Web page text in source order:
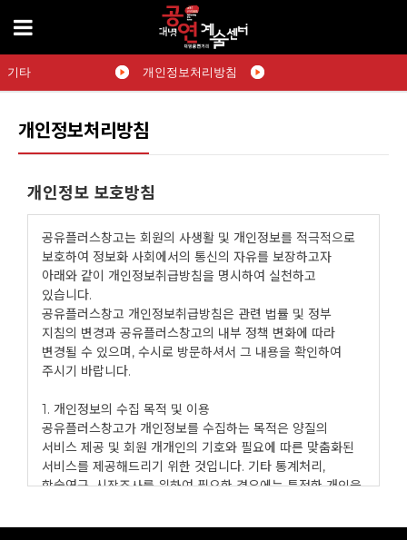
기타 개인정보처리방침
개인정보처리방침
개인정보 보호방침
공유플러스창고는 회원의 사생활 및 개인정보를 적극적으로
보호하여 정보화 사회에서의 통신의 자유를 보장하고자
아래와 같이 개인정보취급방침을 명시하여 실천하고
있습니다.
공유플러스창고 개인정보취급방침은 관련 법률 및 정부
지침의 변경과 공유플러스창고의 내부 정책 변화에 따라
변경될 수 있으며, 수시로 방문하셔서 그 내용을 확인하여
주시기 바랍니다.
1. 개인정보의 수집 목적 및 이용
공유플러스창고가 개인정보를 수집하는 목적은 양질의
서비스 제공 및 회원 개개인의 기호와 필요에 따른 맞춤화된
서비스를 제공해드리기 위한 것입니다. 기타 통계처리,
학술연구, 시장조사를 위하여 필요한 경우에는 특정한 개인을
제공됩니다.